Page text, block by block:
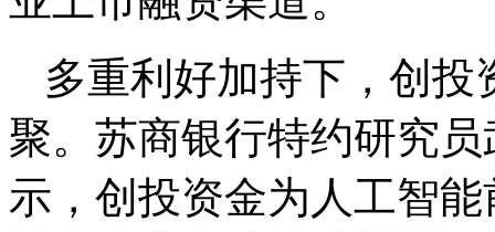
多重利好加持下，创
聚。苏商银行特约研究
示，创投资金为人工智